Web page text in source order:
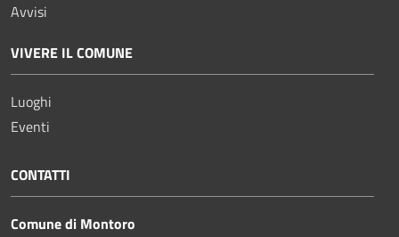
Avvisi
VIVERE IL COMUNE
Luoghi
Eventi
CONTATTI
Comune di Montoro